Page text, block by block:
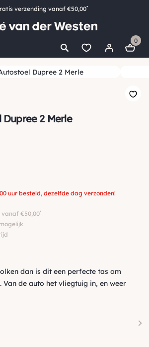
verzending vanaf €50,00*
nu, betaal later met Klarna
16.000 artikelen op voorraad
0
2 Merle
uur besteld, dezelfde dag verzonden!
€50,00*
dan is dit een perfecte tas om
Van de auto het vliegtuig in, en weer